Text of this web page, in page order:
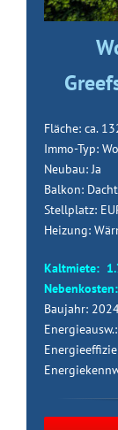
Fläche: ca.
Immo-Typ:
Neubau: Ja
Balkon:
Stellplatz:
Heizung:
Kaltmiete:
Baujahr: